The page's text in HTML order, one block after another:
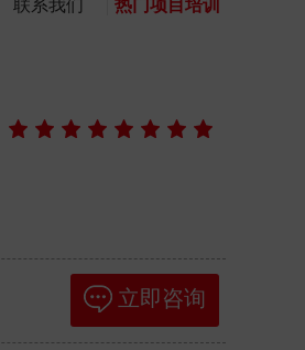
联系我们 热门项目培训
立即咨询